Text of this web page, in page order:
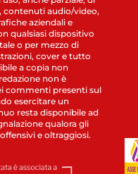
contenuti audio/video,
aziendali e
qualsiasi dispositivo
o per mezzo di
cover e tutto
a copia non
non è
commenti presenti sul
esercitare un
resta disponibile ad
qualora gli
e oltraggiosi.